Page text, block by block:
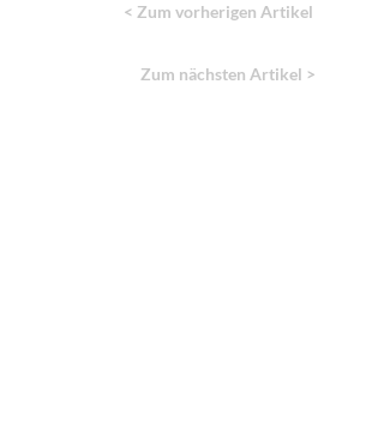
< Zum vorherigen Artikel
Zum nächsten Artikel >